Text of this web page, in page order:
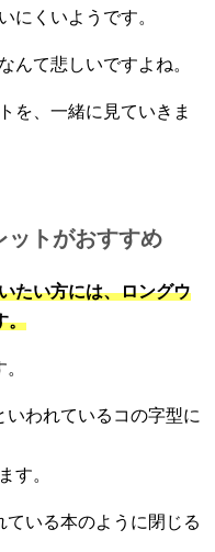
にくいようです。
んて悲しいですよね。
を、一緒に見ていきま
ットがおすすめ
たい方には、ロングウ
。
われているコの字型に
す。
ている本のように閉じる